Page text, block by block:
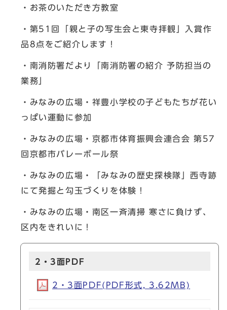
・お茶のいただき方教室
・第51回「親と子の写生会と東寺拝観」入賞作
品8点をご紹介します！
・南消防署だより「南消防署の紹介 予防担当の
業務」
・みなみの広場・祥豊小学校の子どもたちが花い
っぱい運動に参加
・みなみの広場・京都市体育振興会連合会 第57
回京都市バレーボール祭
・みなみの広場・「みなみの歴史探検隊」西寺跡
にて発掘と勾玉づくりを体験！
・みなみの広場・南区一斉清掃 寒さに負けず、
区内をきれいに！
2・3面PDF
2・3面PDF(PDF形式, 3.62MB)